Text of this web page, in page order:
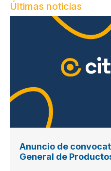
Últimas noticias
Anuncio de
General de